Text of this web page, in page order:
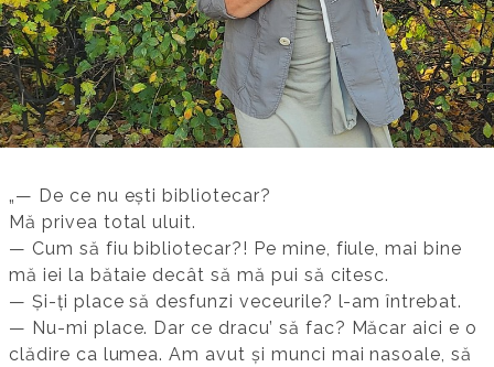
„— De ce nu ești bibliotecar?
Mă privea total uluit.
— Cum să fiu bibliotecar?! Pe mine, fiule, mai bine
mă iei la bătaie decât să mă pui să citesc.
— Și-ți place să desfunzi veceurile? l-am întrebat.
— Nu-mi place. Dar ce dracu’ să fac? Măcar aici e o
clădire ca lumea. Am avut și munci mai nasoale, să